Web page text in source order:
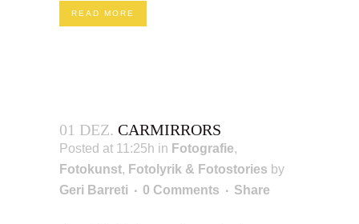
READ MORE
01 DEZ. CARMIRRORS
Posted at 11:25h in Fotografie,
Fotokunst, Fotolyrik & Fotostories by
Geri Barreti
0 Comments Share